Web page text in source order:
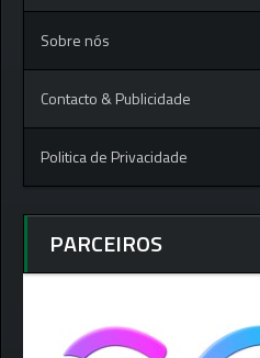
Sobre nós
Contacto & Publicidade
Politica de Privacidade
PARCEIROS